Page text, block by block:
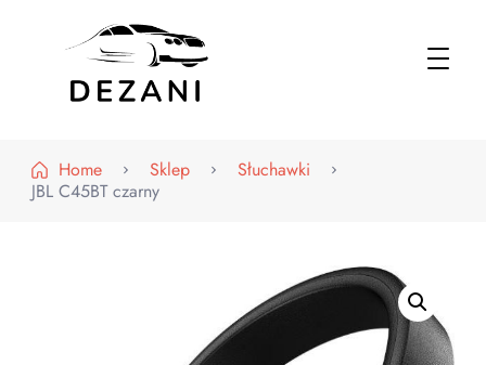
Home
Sklep
Słuchawki
JBL C45BT czarny